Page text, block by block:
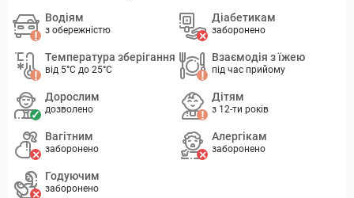
Водіям
з обережністю
Діабетикам
заборонено
Температура зберігання
від 5°C до 25°C
Взаємодія з їжею
під час прийому
Дорослим
дозволено
Дітям
з 12-ти років
Вагітним
заборонено
Алергікам
заборонено
Годуючим
заборонено